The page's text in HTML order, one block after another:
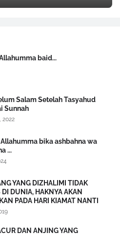
baid...
Salam Setelah Tasyahud
Sunnah
2022
Allahumma bika ashbahna wa
...
YANG DIZHALIMI TIDAK
DI DUNIA, HAKNYA AKAN
PADA HARI KIAMAT NANTI
DAN ANJING YANG